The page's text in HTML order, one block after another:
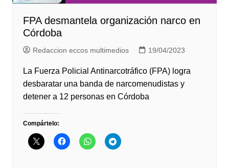
FPA desmantela organización narco en
Córdoba
Redaccion eccos multimedios 19/04/2023
La Fuerza Policial Antinarcotráfico (FPA) logra
desbaratar una banda de narcomenudistas y
detener a 12 personas en Córdoba
Compártelo: